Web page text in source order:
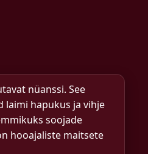
nüanssi. See
laimi hapukus ja vihje
soojade
hooajaliste maitsete